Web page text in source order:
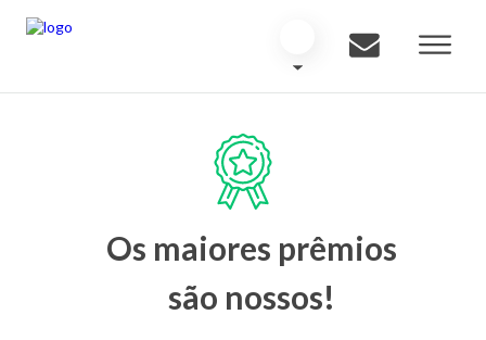
Os maiores prêmios
são nossos!